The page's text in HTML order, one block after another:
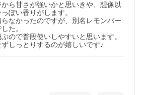
ら甘さが強いかと思いきや、想像以
ぽい香りがします。
なかったのですが、別名レモンバー
た。
ので普段使いしやすいと思います。
しっとりするのが嬉しいです♪